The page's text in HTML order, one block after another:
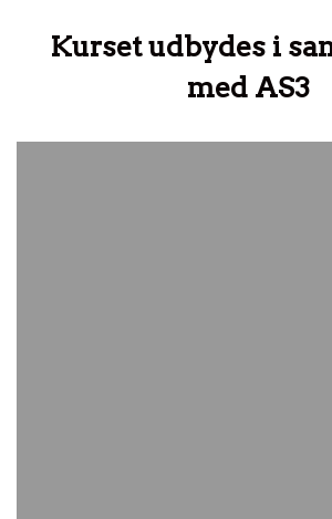
Kurset udbydes i
med AS3